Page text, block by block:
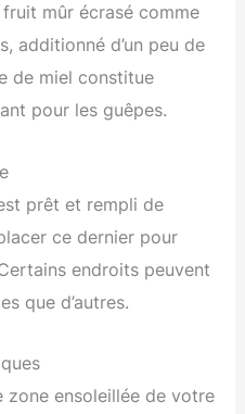
fruit mûr écrasé comme
additionné d’un peu de
de miel constitue
pour les guêpes.
prêt et rempli de
ce dernier pour
endroits peuvent
que d’autres.
zone ensoleillée de votre